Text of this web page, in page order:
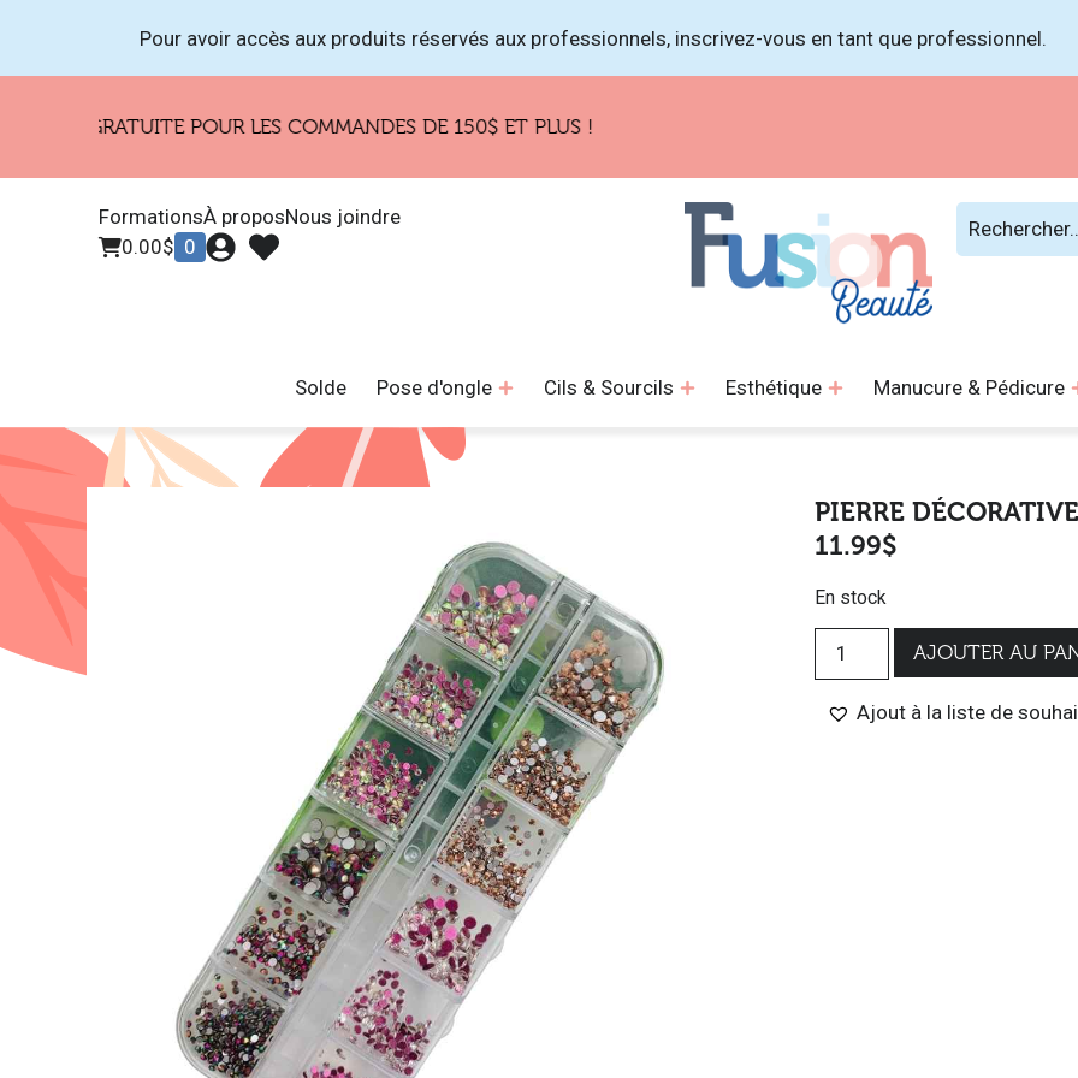
Pour avoir accès aux produits réservés aux professionnels, inscrivez-vous en tant que professionnel.
GRATUITE POUR LES COMMANDES DE 150$ ET PLUS !
FormationsÀ proposNous joindre
0.00$ 0
Solde Pose d'ongle Cils & Sourcils Esthétique Manucure & Pédicure
PIERRE DÉCORATIVE
11.99$
En stock
AJOUTER AU
Ajout à la liste de